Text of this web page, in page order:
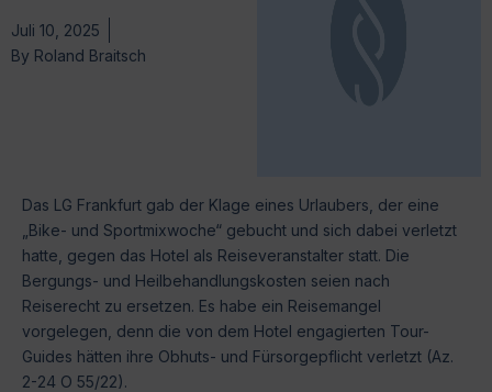
Juli 10, 2025
By Roland Braitsch
Das LG Frankfurt gab der Klage eines Urlaubers, der eine
„Bike- und Sportmixwoche“ gebucht und sich dabei verletzt
hatte, gegen das Hotel als Reiseveranstalter statt. Die
Bergungs- und Heilbehandlungskosten seien nach
Reiserecht zu ersetzen. Es habe ein Reisemangel
vorgelegen, denn die von dem Hotel engagierten Tour-
Guides hätten ihre Obhuts- und Fürsorgepflicht verletzt (Az.
2-24 O 55/22).